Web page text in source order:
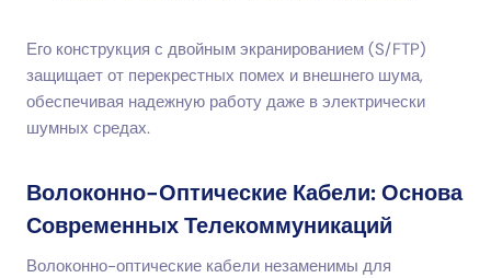
Его конструкция с двойным экранированием (S/FTP)
защищает от перекрестных помех и внешнего шума,
обеспечивая надежную работу даже в электрически
шумных средах.
Волоконно-Оптические Кабели: Основа
Современных Телекоммуникаций
Волоконно-оптические кабели незаменимы для